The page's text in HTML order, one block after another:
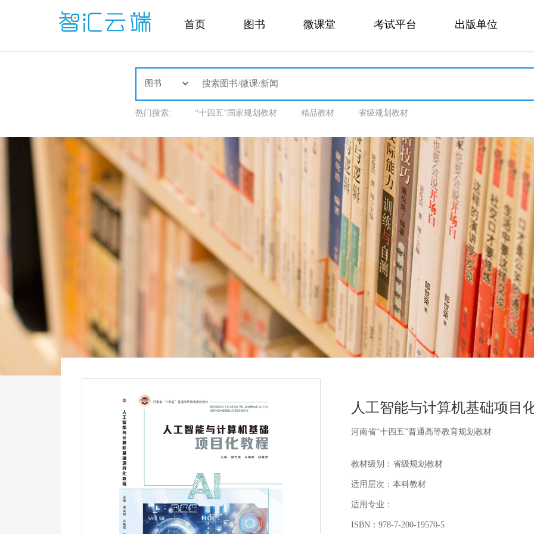
首页 图书 微课堂 考试平台 出版单位
热门搜索: “十四五”国家规划教材 精品教材 省级规划教材
人工智能与计算机基础项目
河南省“十四五”普通高等教育规划教材
教材级别：省级规划教材
适用层次：本科教材
适用专业：
ISBN：978-7-200-19570-5